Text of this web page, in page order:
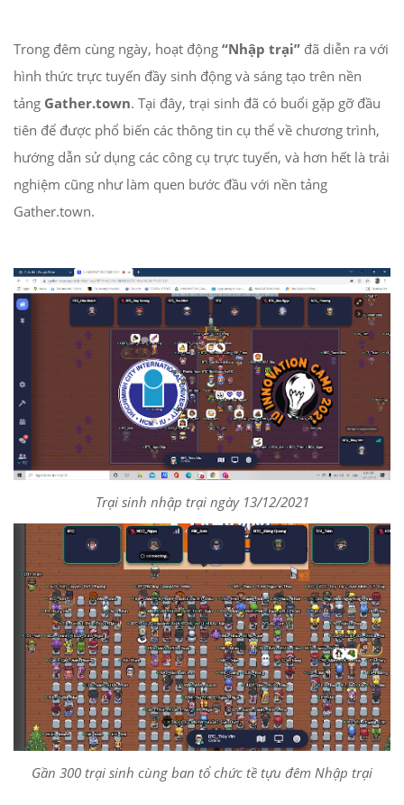
Trong đêm cùng ngày, hoạt động “Nhập trại” đã diễn ra với
hình thức trực tuyến đầy sinh động và sáng tạo trên nền
tảng Gather.town. Tại đây, trại sinh đã có buổi gặp gỡ đầu
tiên để được phổ biến các thông tin cụ thể về chương trình,
hướng dẫn sử dụng các công cụ trực tuyến, và hơn hết là trải
nghiệm cũng như làm quen bước đầu với nền tảng
Gather.town.
Trại sinh nhập trại ngày 13/12/2021
Gần 300 trại sinh cùng ban tổ chức tề tựu đêm Nhập trại